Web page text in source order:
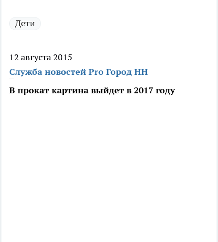
Дети
12 августа 2015
Служба новостей Pro Город НН
В прокат картина выйдет в 2017 году